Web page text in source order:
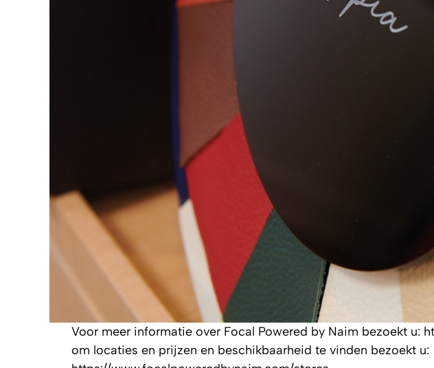
Voor meer informatie over Focal Powered by Naim bezoekt u:
om locaties en prijzen en beschikbaarheid te vinden bezoekt u: